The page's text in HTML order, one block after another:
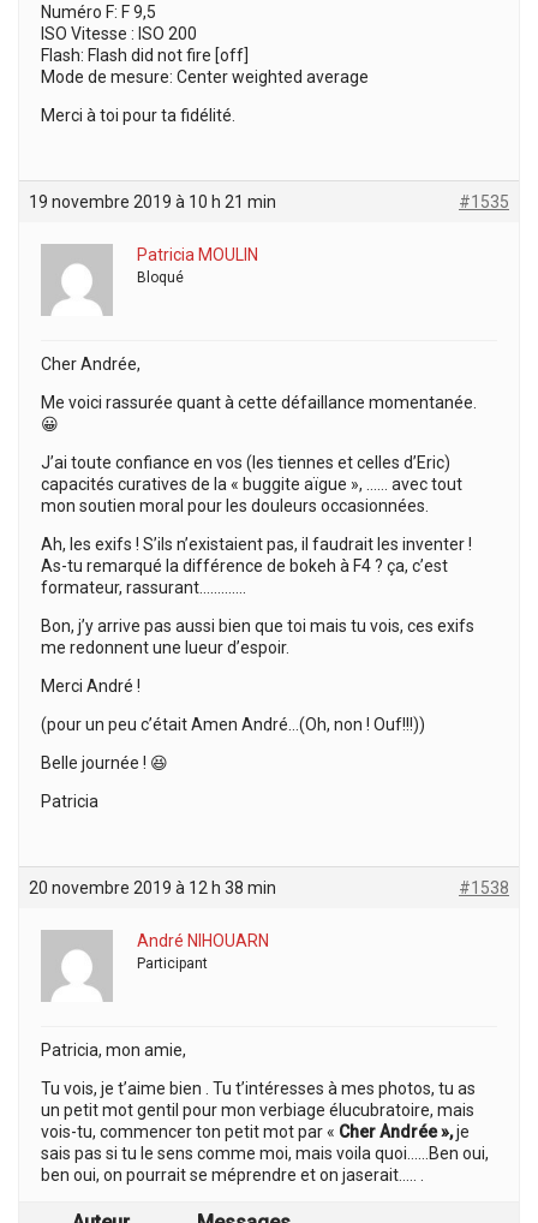
Numéro F: F 9,5
ISO Vitesse : ISO 200
Flash: Flash did not fire [off]
Mode de mesure: Center weighted average
Merci à toi pour ta fidélité.
19 novembre 2019 à 10 h 21 min #1535
Patricia MOULIN
Bloqué
Cher Andrée,
Me voici rassurée quant à cette défaillance momentanée.
😀
J’ai toute confiance en vos (les tiennes et celles d’Eric)
capacités curatives de la « buggite aïgue », …… avec tout
mon soutien moral pour les douleurs occasionnées.
Ah, les exifs ! S’ils n’existaient pas, il faudrait les inventer !
As-tu remarqué la différence de bokeh à F4 ? ça, c’est
formateur, rassurant………….
Bon, j’y arrive pas aussi bien que toi mais tu vois, ces exifs
me redonnent une lueur d’espoir.
Merci André !
(pour un peu c’était Amen André…(Oh, non ! Ouf!!!))
Belle journée ! 😆
Patricia
20 novembre 2019 à 12 h 38 min #1538
André NIHOUARN
Participant
Patricia, mon amie,
Tu vois, je t’aime bien . Tu t’intéresses à mes photos, tu as
un petit mot gentil pour mon verbiage élucubratoire, mais
vois-tu, commencer ton petit mot par « Cher Andrée »,je
sais pas si tu le sens comme moi, mais voila quoi……Ben oui,
ben oui, on pourrait se méprendre et on jaserait….. .